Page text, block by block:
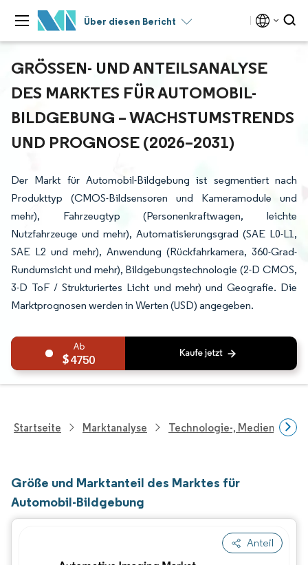
Über diesen Bericht
GRÖSSEN- UND ANTEILSANALYSE D
ES MARKTES FÜR AUTOMOBIL-B
ILDGEBUNG – WACHSTUMSTRENDS U
ND PROGNOSE (2026–2031)
Der Markt für Automobil-Bildgebung ist segmentiert nach
Produkttyp (CMOS-Bildsensoren und Kameramodule und
mehr), Fahrzeugtyp (Personenkraftwagen, leichte
Nutzfahrzeuge und mehr), Automatisierungsgrad (SAE L0-L1,
SAE L2 und mehr), Anwendung (Rückfahrkamera, 360-Grad-
Rundumsicht und mehr), Bildgebungstechnologie (2-D CMOS,
3-D ToF / Strukturiertes Licht und mehr) und Geografie. Die
Marktprognosen werden in Werten (USD) angegeben.
4750
Startseite Marktanalyse Technologie-, Medien- Und
Größe und Marktanteil des Marktes für
Automobil-Bildgebung
Anteil